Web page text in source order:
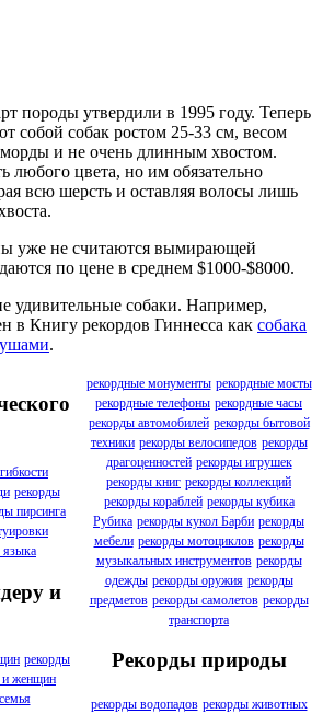
породы утвердили в 1995 году. Теперь
собой собак ростом 25-33 см, весом
морды и не очень длинным хвостом.
любого цвета, но им обязательно
всю шерсть и оставляя волосы лишь
уже не считаются вымирающей
по цене в среднем $1000-$8000.
удивительные собаки. Например,
в Книгу рекордов Гиннесса как собака
.
рекорды
пирсинга
языка
и
рекорды
и женщин
рекордные монументы рекордные мосты
рекордные телефоны рекордные часы
рекорды автомобилей рекорды бытовой
техники рекорды велосипедов рекорды
драгоценностей рекорды игрушек
рекорды книг рекорды коллекций
рекорды кораблей рекорды кубика
Рубика рекорды кукол Барби рекорды
мебели рекорды мотоциклов рекорды
музыкальных инструментов рекорды
одежды рекорды оружия рекорды
предметов рекорды самолетов рекорды
транспорта
Рекорды природы
рекорды водопадов рекорды животных